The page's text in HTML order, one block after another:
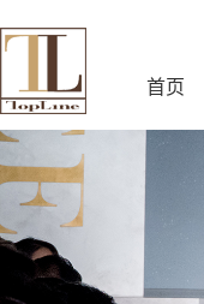
首页